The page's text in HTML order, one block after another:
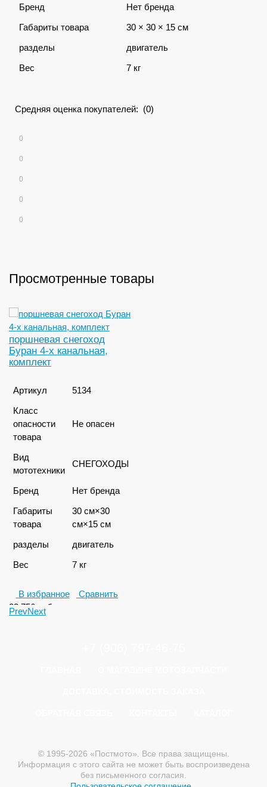
Бренд
Нет бренда
Габариты товара
30 × 30 × 15 см
разделы
двигатель
Вес
7 кг
Средняя оценка покупателей: (0)
0
0
0
0
0
Просмотренные товары
поршневая снегоход
Буран 4-х канальная,
комплект
Артикул
5134
Класс
опасности
товара
Не опасен
Вид
мототехники
СНЕГОХОДЫ
Бренд
Нет бренда
Габариты
товара
30 см×30
см×15 см
разделы
двигатель
Вес
7 кг
В избранное
Сравнить
23 756
руб.
PrevNext
© 1995-2026 «Постмото». Все права защищены.
Информация с этого сайта не может быть воспроизведена
без письменного согласия.